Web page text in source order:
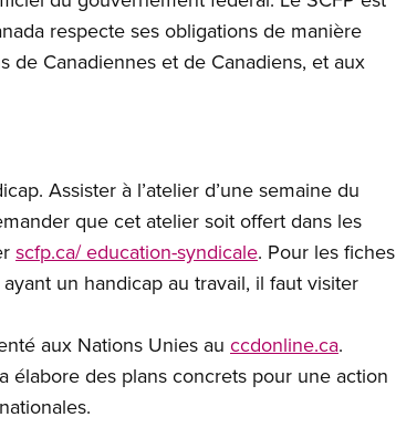
respecte ses obligations de manière
de Canadiennes et de Canadiens, et aux
Assister à l’atelier d’une semaine du
que cet atelier soit offert dans les
scfp.ca/ education-syndicale. Pour les fiches
un handicap au travail, il faut visiter
aux Nations Unies au ccdonline.ca.
élabore des plans concrets pour une action